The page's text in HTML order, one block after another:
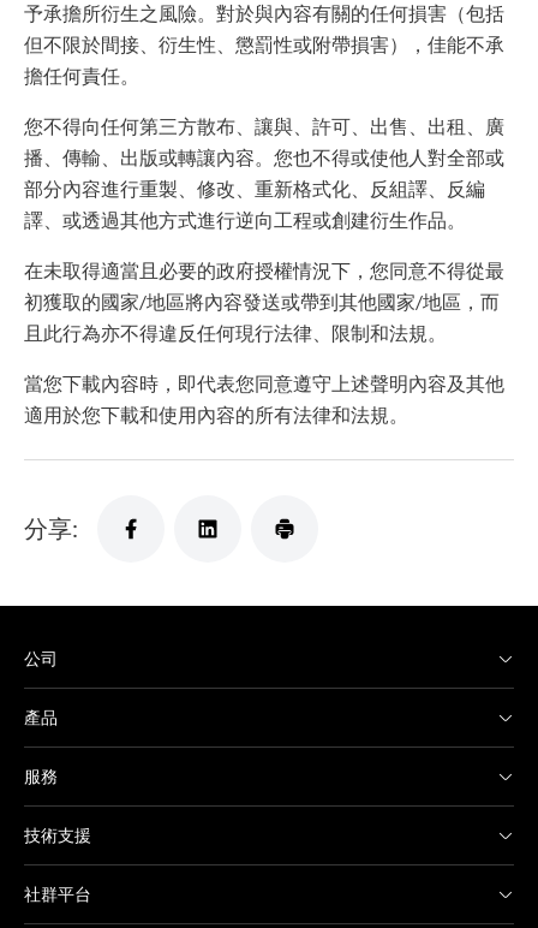
予承擔所衍生之風險。對於與內容有關的任何損害（包括
但不限於間接、衍生性、懲罰性或附帶損害），佳能不承
擔任何責任。
您不得向任何第三方散布、讓與、許可、出售、出租、廣
播、傳輸、出版或轉讓內容。您也不得或使他人對全部或
部分內容進行重製、修改、重新格式化、反組譯、反編
譯、或透過其他方式進行逆向工程或創建衍生作品。
在未取得適當且必要的政府授權情況下，您同意不得從最
初獲取的國家/地區將內容發送或帶到其他國家/地區，而
且此行為亦不得違反任何現行法律、限制和法規。
當您下載內容時，即代表您同意遵守上述聲明內容及其他
適用於您下載和使用內容的所有法律和法規。
分享:
公司
產品
服務
技術支援
社群平台